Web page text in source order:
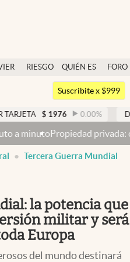
RIESGO
QUIÉN ES
QUIÉN
FORO
Argentina
México
USA
Colombia
Suscribite x $999
1976 0.00% DÓLAR MEP
con cruces y chicanas, el
Tercera Guerra Mundial
la potencia que
militar y será
Europa
del mundo destinará